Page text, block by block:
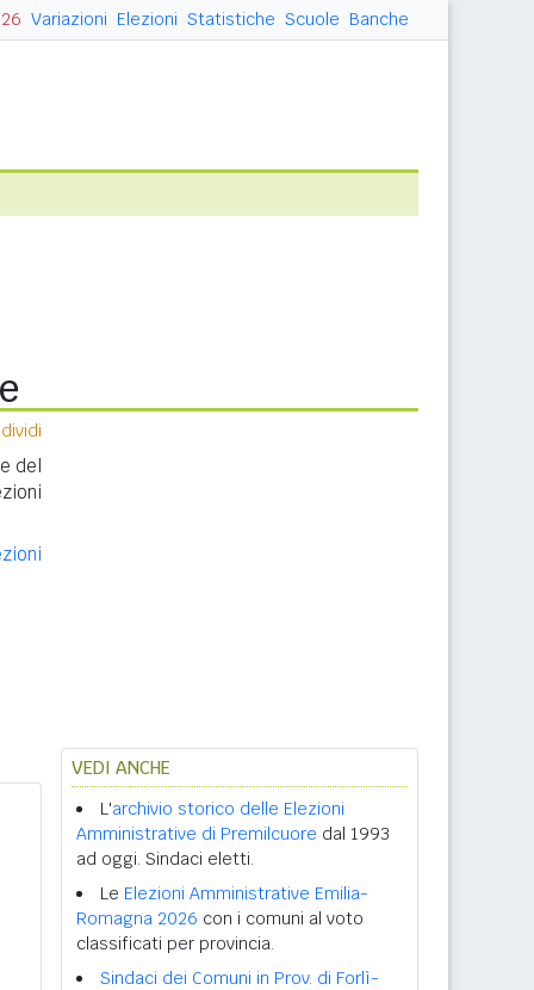
Variazioni Elezioni Statistiche Scuole Banche
del
VEDI ANCHE
L'archivio storico delle Elezioni
Amministrative di Premilcuore dal 1993
ad oggi. Sindaci eletti.
Le Elezioni Amministrative Emilia-
Romagna 2026 con i comuni al voto
classificati per provincia.
Sindaci dei Comuni in Prov. di Forlì-